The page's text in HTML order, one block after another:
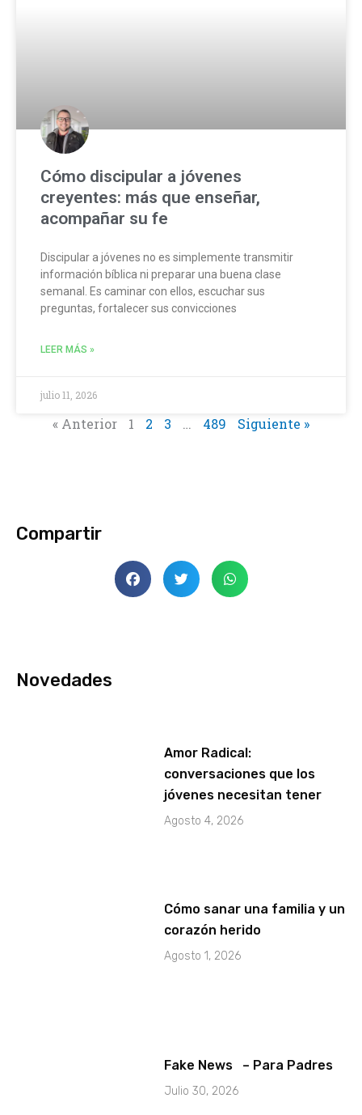
Cómo discipular a jóvenes
creyentes: más que enseñar,
acompañar su fe
Discipular a jóvenes no es simplemente transmitir
información bíblica ni preparar una buena clase
semanal. Es caminar con ellos, escuchar sus
preguntas, fortalecer sus convicciones
LEER MÁS »
julio 11, 2026
« Anterior 1 2 3 … 489 Siguiente »
Compartir
Novedades
Amor Radical:
conversaciones que los
jóvenes necesitan tener
Agosto 4, 2026
Cómo sanar una familia y un
corazón herido
Agosto 1, 2026
Fake News – Para Padres
Julio 30, 2026